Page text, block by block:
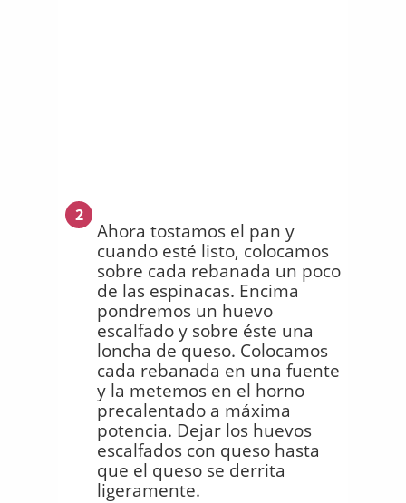
2
Ahora tostamos el pan y
cuando esté listo, colocamos
sobre cada rebanada un poco
de las espinacas. Encima
pondremos un huevo
escalfado y sobre éste una
loncha de queso. Colocamos
cada rebanada en una fuente
y la metemos en el horno
precalentado a máxima
potencia. Dejar los huevos
escalfados con queso hasta
que el queso se derrita
ligeramente.